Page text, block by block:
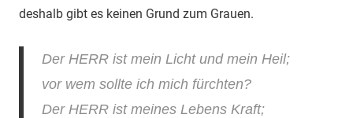
deshalb gibt es keinen Grund zum Grauen.
Der HERR ist mein Licht und mein Heil;
vor wem sollte ich mich fürchten?
Der HERR ist meines Lebens Kraft;